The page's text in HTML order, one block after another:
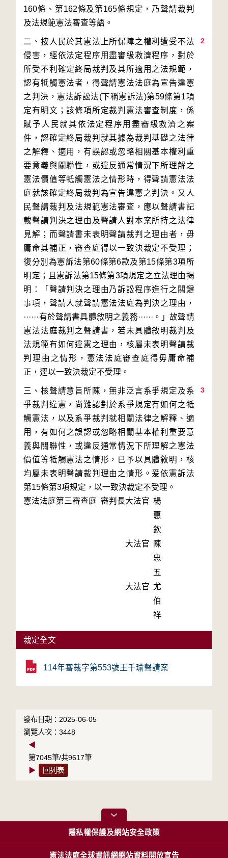
160條、第162條及第165條規定，乃聲請裁判
2
二、按人民於其憲法上所保障之權利遭受不法
侵害，經依法定程序用盡審級救濟程序，對於
所受不利確定終局裁判及其所適用之法規範，
認有牴觸憲法者，得聲請憲法法庭為宣告違憲
之判決，憲法訴訟法(下稱憲訴法)第59條第1項
定有明文；該條項所定裁判憲法審查制度，係
賦予人民就其依法定程序用盡審級救濟之案
件，認確定終局裁判就其據為裁判基礎之法律
之解釋、適用，有誤認或忽略相關基本權利重
要意義與關聯性，或違反通常情況下所理解之
憲法價值等牴觸憲法之情形時，得聲請憲法法
庭就該確定終局裁判為宣告違憲之判決。又人
民聲請裁判及法規範憲法審查，應以聲請書記
載聲請判決之理由及聲請人對本案所持之法律
見解；而聲請書未表明聲請裁判之理由者，毋
庸命其補正，審查庭得以一致決裁定不受理；
復分別為憲訴法第60條第6款及第15條第3項所
明定；且憲訴法第15條第3項規定之立法理由揭
明：「聲請判決之理由乃訴訟程序進行之關鍵
事項，聲請人就聲請憲法法庭為判決之理由，
······有於聲請書具體敘明之義務······。」故聲請
憲法法庭裁判之聲請書，若未具體敘明裁判及
法規範有如何違憲之理由，核屬未表明聲請裁
判理由之情形，憲法法庭審查庭得毋庸命補
3
三、核聲請意旨所陳，無非泛言系爭規定及系
爭裁判違憲，尚難認對於系爭規定有如何之牴
觸憲法，以及系爭裁判就相關法律之解釋、適
用，有如何之誤認或忽略相關基本權利重要意
義與關聯性，或違反通常情況下所理解之憲法
價值等牴觸憲法之情形，已予以具體敘明，核
均屬未表明聲請裁判理由之情形。爰依憲訴法
第15條第3項規定，以一致決裁定不受理。
憲法法庭第三審查庭 審判長大法官 楊
惠
欽
大法官
陳
忠
五
大法官 尤
伯
祥
裁定全文
114年審裁字第553號王千瑜聲請案
發布日期：2025-06-05
瀏覽人次：3448
◀
第7045筆/共9617筆
▶
回列表
隱私權保護及網站安全政策
憲法法庭全球資訊網網站資料開放宣告